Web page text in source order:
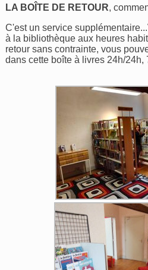
LA BOÎTE DE RETOUR,
C'est un service
à la bibliothèque aux heures
retour sans contrainte, vous
dans cette boîte à livres 24h/24h,